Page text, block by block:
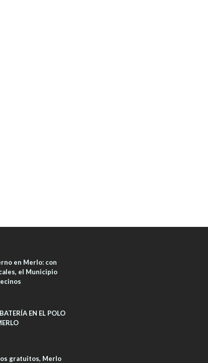
en Merlo: con
el Municipio
EN EL POLO
gratuitos, Merlo